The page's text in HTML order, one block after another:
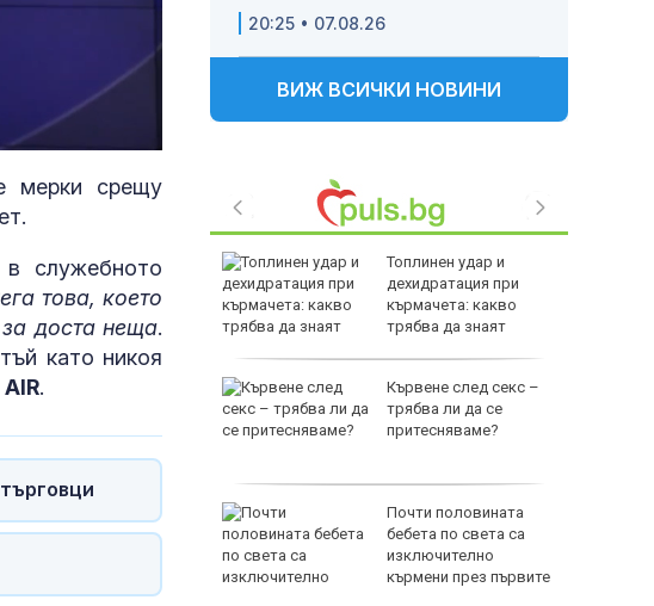
мерки срещу
служебното
това, което
доста неща.
като никоя
.
20:25 • 07.08.26
ВИЖ ВСИЧКИ НОВИНИ
Елегантност без
усилие: Джулия
Робъртс с визия за
всеки гардероб
Филип Гунев:
Еспадрилите превзеха
лятото
Топлинен удар и
дехидратация при
кърмачета: какво
трябва да знаят
Кървене след секс –
трябва ли да се
притесняваме?
Почти половината
бебета по света са
изключително
кърмени през първите